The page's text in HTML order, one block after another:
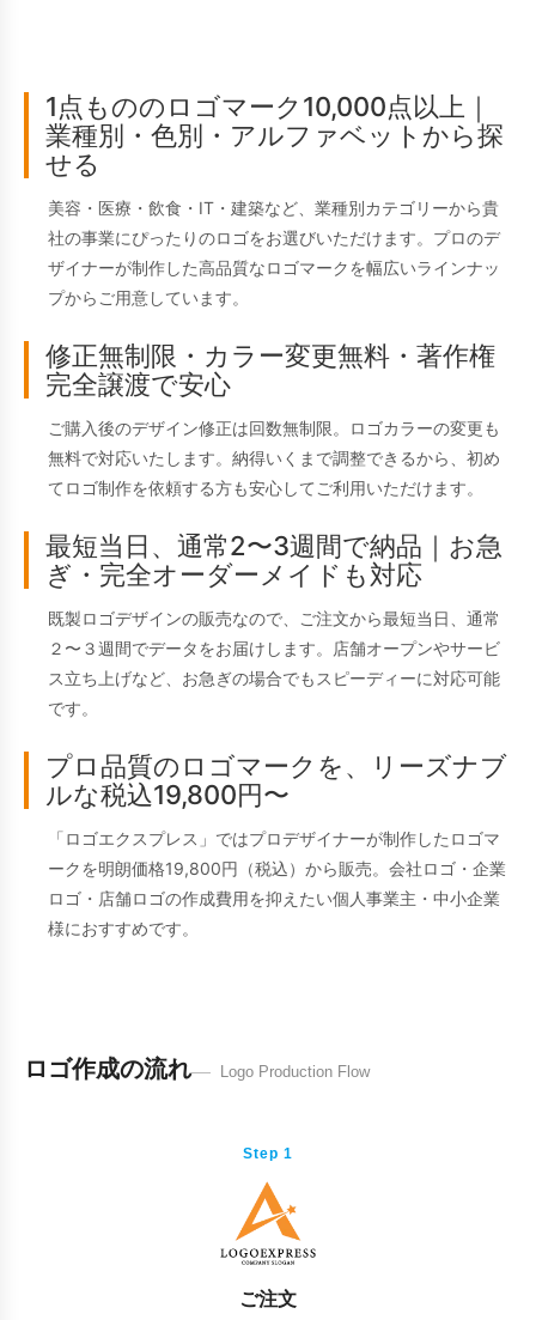
1点もののロゴマーク10,000点以上｜
業種別・色別・アルファベットから探
せる
美容・医療・飲食・IT・建築など、業種別カテゴリーから貴
社の事業にぴったりのロゴをお選びいただけます。プロのデ
ザイナーが制作した高品質なロゴマークを幅広いラインナッ
プからご用意しています。
修正無制限・カラー変更無料・著作権
完全譲渡で安心
ご購入後のデザイン修正は回数無制限。ロゴカラーの変更も
無料で対応いたします。納得いくまで調整できるから、初め
てロゴ制作を依頼する方も安心してご利用いただけます。
最短当日、通常2〜3週間で納品｜お急
ぎ・完全オーダーメイドも対応
既製ロゴデザインの販売なので、ご注文から最短当日、通常
２〜３週間でデータをお届けします。店舗オープンやサービ
ス立ち上げなど、お急ぎの場合でもスピーディーに対応可能
です。
プロ品質のロゴマークを、リーズナブ
ルな税込19,800円〜
「ロゴエクスプレス」ではプロデザイナーが制作したロゴマ
ークを明朗価格19,800円（税込）から販売。会社ロゴ・企業
ロゴ・店舗ロゴの作成費用を抑えたい個人事業主・中小企業
様におすすめです。
ロゴ作成の流れ Logo Production Flow
Step 1
ご注文